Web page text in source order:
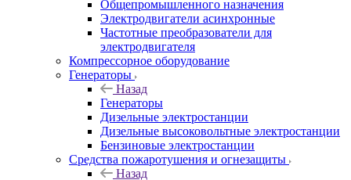
Общепромышленного назначения
Электродвигатели асинхронные
Частотные преобразователи для
электродвигателя
Компрессорное оборудование
Генераторы
Назад
Генераторы
Дизельные электростанции
Дизельные высоковольтные электростанции
Бензиновые электростанции
Средства пожаротушения и огнезащиты
Назад